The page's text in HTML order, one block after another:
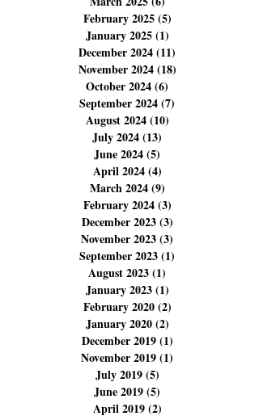
June 2025(4)4 posts
May 2025(6)6 posts
April 2025 (4)4 posts
March 2025 (6)6 posts
February 2025 (5) 5 posts
January 2025 (1)1 post
December 2024(11)
November 2024(18)
October 2024 (6)
September 2024
August 2024 (10)
July 2024(13)13 posts
June 2024(5) 5 posts
April 2024(4)4 posts
March 2024(9)9 posts
February 2024(3)3 posts
December 2023(3)
November 2023 (3)
September 2023(1)
August 2023(1)1 post
January 2023(1)1 post
February 2020(2)
January 2020(2)
December 2019(1)